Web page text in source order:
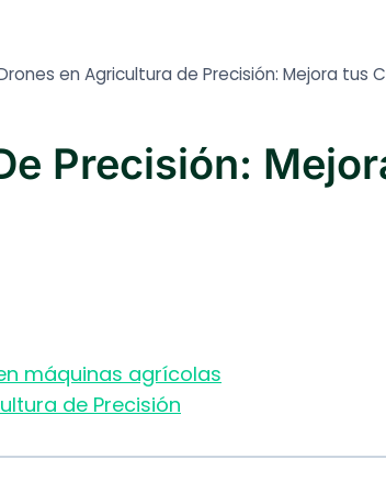
en Agricultura de Precisión: Mejora tus
Precisión:
máquinas agrícolas
de Precisión